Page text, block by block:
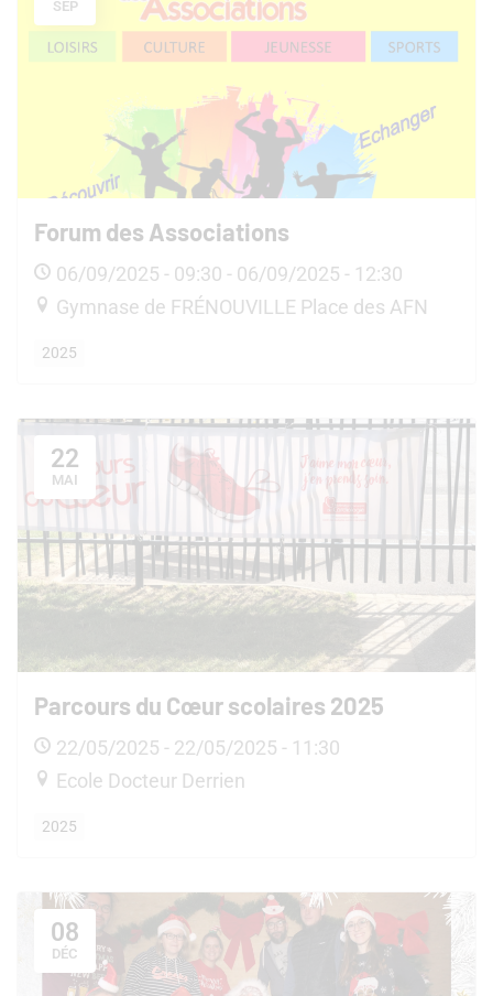
SEP
Forum des Associations
06/09/2025 - 09:30 - 06/09/2025 - 12:30
Gymnase de FRÉNOUVILLE Place des AFN
2025
22
MAI
Parcours du Cœur scolaires 2025
22/05/2025 - 22/05/2025 - 11:30
Ecole Docteur Derrien
2025
08
DÉC